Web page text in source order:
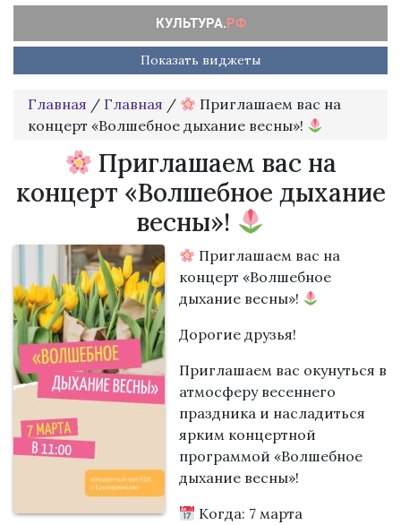
Показать виджеты
Главная / Главная /
Приглашаем вас на
концерт «Волшебное дыхание весны»!
Приглашаем вас на
концерт «Волшебное дыхание
весны»!
Приглашаем вас на
концерт «Волшебное
дыхание весны»!
Дорогие друзья!
Приглашаем вас окунуться в
атмосферу весеннего
праздника и насладиться
ярким концертной
программой «Волшебное
дыхание весны»!
Когда: 7 марта